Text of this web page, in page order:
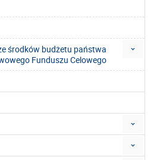
środków budżetu państwa
Funduszu Celowego